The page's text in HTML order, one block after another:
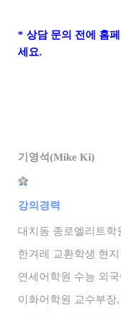
* 상담 문의 전에 홈
세요.
기영석(Mike Ki)
강의경력
대치동 종로엘리트학
한겨레 교환학생 현
연세어학원 수능 외
이화어학원 교수부장